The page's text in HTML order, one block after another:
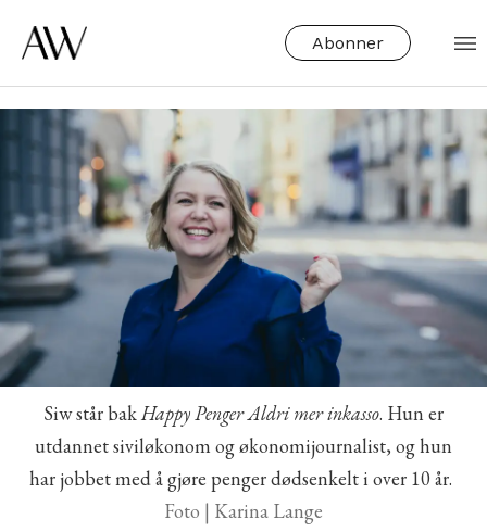
Abonner
Siw står bakHappy Penger Aldri mer inkasso. Hun er
utdannet siviløkonom og økonomijournalist, og hun
har jobbet med å gjøre penger dødsenkelt i over 10 år.
Foto | Karina Lange